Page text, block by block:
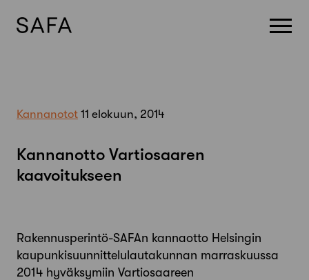
Kannanotot 11 elokuun, 2014
Kannanotto Vartiosaaren
kaavoitukseen
Rakennusperintö-SAFAn kannaotto Helsingin
kaupunkisuunnittelulautakunnan marraskuussa
2014 hyväksymiin Vartiosaareen